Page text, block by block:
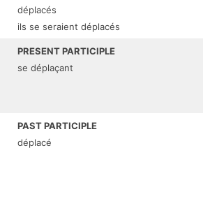
déplacés
ils se seraient déplacés
PRESENT PARTICIPLE
se déplaçant
PAST PARTICIPLE
déplacé